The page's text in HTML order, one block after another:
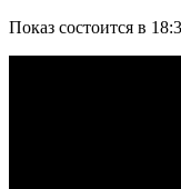
Показ состоится в